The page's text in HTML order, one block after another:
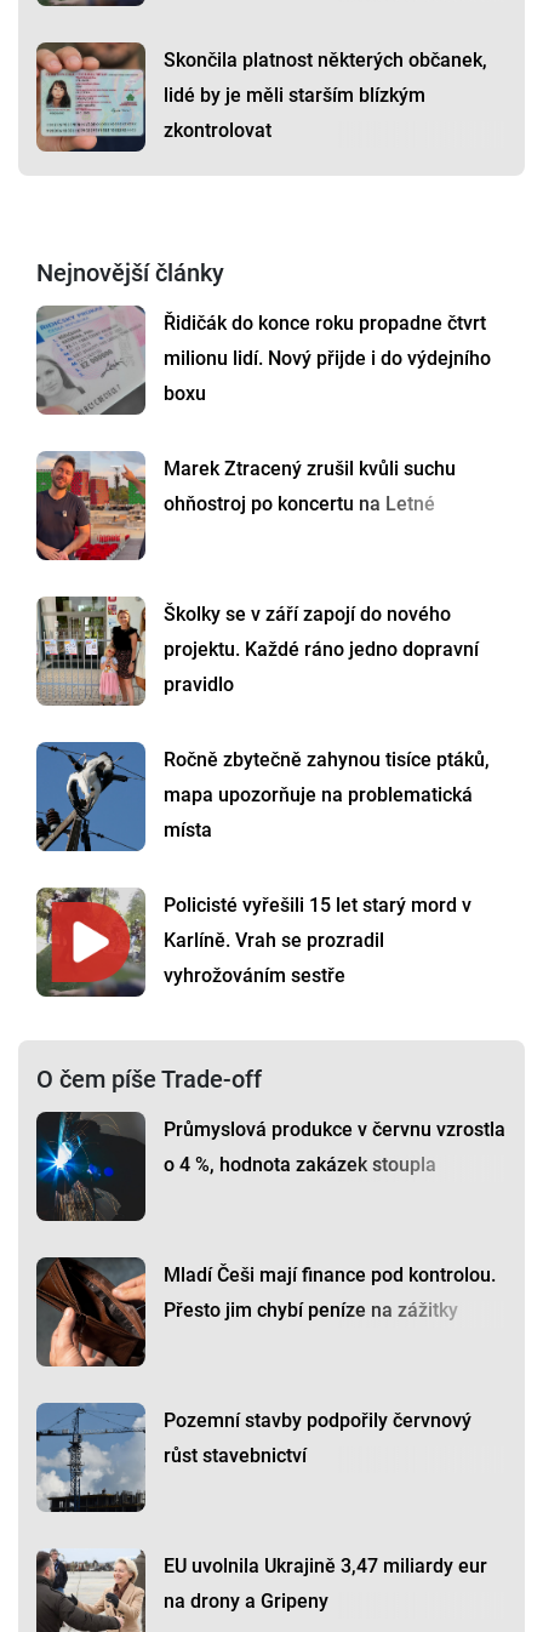
Skončila platnost některých občanek,
lidé by je měli starším blízkým
zkontrolovat
Nejnovější články
Řidičák do konce roku propadne čtvrt
milionu lidí. Nový přijde i do výdejního
boxu
Marek Ztracený zrušil kvůli suchu
ohňostroj po koncertu na Letné
Školky se v září zapojí do nového
projektu. Každé ráno jedno dopravní
pravidlo
Ročně zbytečně zahynou tisíce ptáků,
mapa upozorňuje na problematická
místa
Policisté vyřešili 15 let starý mord v
Karlíně. Vrah se prozradil
vyhrožováním sestře
O čem píše Trade-off
Průmyslová produkce v červnu vzrostla
o 4 %, hodnota zakázek stoupla
Mladí Češi mají finance pod kontrolou.
Přesto jim chybí peníze na zážitky
Pozemní stavby podpořily červnový
růst stavebnictví
EU uvolnila Ukrajině 3,47 miliardy eur
na drony a Gripeny